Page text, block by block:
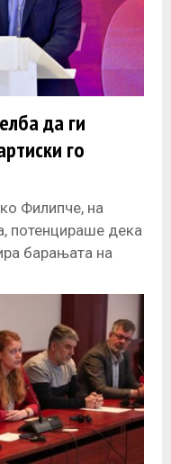
да ги
го
Филипче, на
потенцираше дека
барањата на